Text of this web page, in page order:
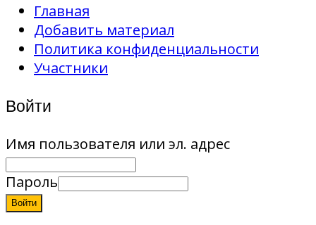
Главная
Добавить материал
Политика конфиденциальности
Участники
Войти
Имя пользователя или эл. адрес
Пароль
Войти